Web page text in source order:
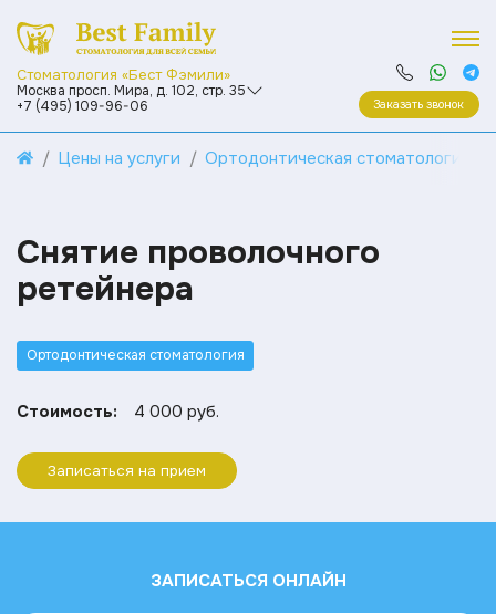
Стоматология «Бест Фэмили»
Москва просп. Мира, д. 102, стр. 35
+7 (495) 109-96-06
Заказать звонок
Цены на услуги Ортодонтическая стоматология
Снятие проволочного
ретейнера
Ортодонтическая стоматология
Стоимость: 4 000 руб.
Записаться на прием
ЗАПИСАТЬСЯ ОНЛАЙН